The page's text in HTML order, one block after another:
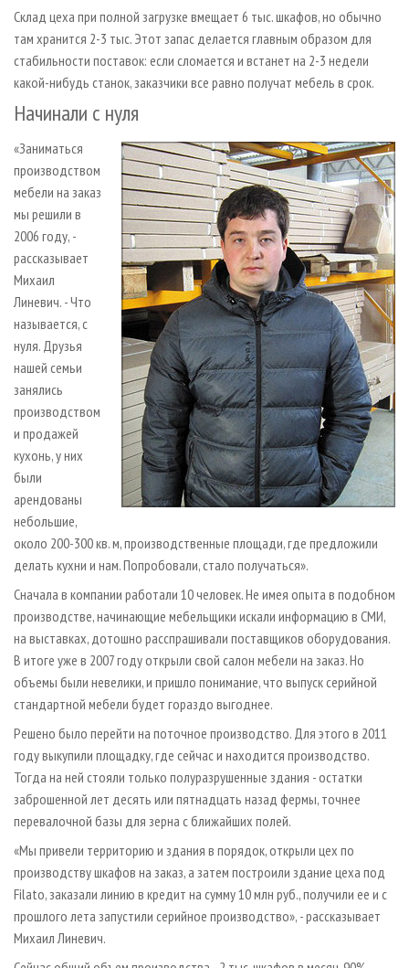
Склад цеха при полной загрузке вмещает 6 тыс. шкафов, но обычно
там хранится 2-3 тыс. Этот запас делается главным образом для
стабильности поставок: если сломается и встанет на 2-3 недели
какой-нибудь станок, заказчики все равно получат мебель в срок.
Начинали с нуля
«Заниматься
производством
мебели на заказ
мы решили в
2006 году, -
рассказывает
Михаил
Линевич. - Что
называется, с
нуля. Друзья
нашей семьи
занялись
производством
и продажей
кухонь, у них
были
арендованы
небольшие,
около 200-300 кв. м, производственные площади, где предложили
делать кухни и нам. Попробовали, стало получаться».
Сначала в компании работали 10 человек. Не имея опыта в подобном
производстве, начинающие мебельщики искали информацию в СМИ,
на выставках, дотошно расспрашивали поставщиков оборудования.
В итоге уже в 2007 году открыли свой салон мебели на заказ. Но
объемы были невелики, и пришло понимание, что выпуск серийной
стандартной мебели будет гораздо выгоднее.
Решено было перейти на поточное производство. Для этого в 2011
году выкупили площадку, где сейчас и находится производство.
Тогда на ней стояли только полуразрушенные здания - остатки
заброшенной лет десять или пятнадцать назад фермы, точнее
перевалочной базы для зерна с ближайших полей.
«Мы привели территорию и здания в порядок, открыли цех по
производству шкафов на заказ, а затем построили здание цеха под
Filato, заказали линию в кредит на сумму 10 млн руб., получили ее и с
прошлого лета запустили серийное производство», - рассказывает
Михаил Линевич.